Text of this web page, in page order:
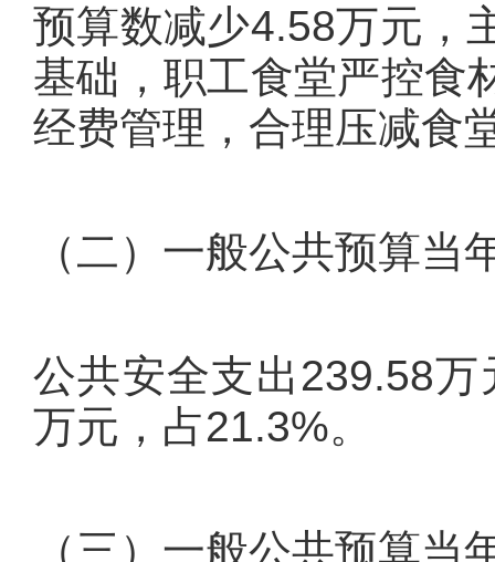
预算数减少4.58万元，
基础，职工食堂严控食
经费管理，合理压减食
（二）一般公共预算当
公共安全支出239.58
万元，占21.3%。
（三）一般公共预算当